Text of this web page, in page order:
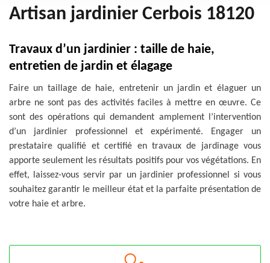
Artisan jardinier Cerbois 18120
Travaux d’un jardinier : taille de haie,
entretien de jardin et élagage
Faire un taillage de haie, entretenir un jardin et élaguer un
arbre ne sont pas des activités faciles à mettre en œuvre. Ce
sont des opérations qui demandent amplement l’intervention
d’un jardinier professionnel et expérimenté. Engager un
prestataire qualifié et certifié en travaux de jardinage vous
apporte seulement les résultats positifs pour vos végétations. En
effet, laissez-vous servir par un jardinier professionnel si vous
souhaitez garantir le meilleur état et la parfaite présentation de
votre haie et arbre.